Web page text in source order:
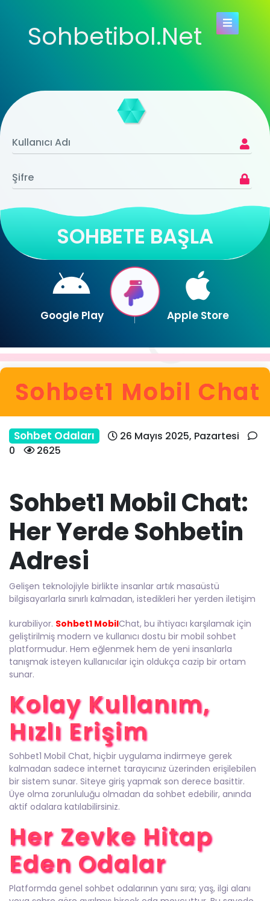
Sohbetibol.Net
SOHBETE BAŞLA
Google Play Apple Store
Sohbet1 Mobil Chat
Sohbet Odaları
26 Mayıs 2025, Pazartesi
0
2625
Sohbet1 Mobil Chat:
Her Yerde Sohbetin
Adresi
Gelişen teknolojiyle birlikte insanlar artık masaüstü
bilgisayarlarla sınırlı kalmadan, istedikleri her yerden iletişim
kurabiliyor. Sohbet1 MobilChat, bu ihtiyacı karşılamak için
geliştirilmiş modern ve kullanıcı dostu bir mobil sohbet
platformudur. Hem eğlenmek hem de yeni insanlarla
tanışmak isteyen kullanıcılar için oldukça cazip bir ortam
sunar.
Kolay Kullanım,
Hızlı Erişim
Sohbet1 Mobil Chat, hiçbir uygulama indirmeye gerek
kalmadan sadece internet tarayıcınız üzerinden erişilebilen
bir sistem sunar. Siteye giriş yapmak son derece basittir.
Üye olma zorunluluğu olmadan da sohbet edebilir, anında
aktif odalara katılabilirsiniz.
Her Zevke Hitap
Eden Odalar
Platformda genel sohbet odalarının yanı sıra; yaş, ilgi alanı